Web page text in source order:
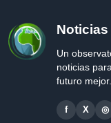
Noticias
Un
noticias
futuro mejor.
f X ◎